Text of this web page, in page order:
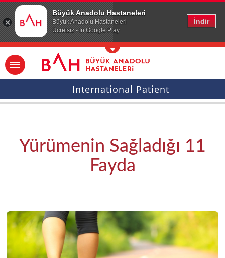
Büyük Anadolu Hastaneleri
Büyük Anadolu Hastaneleri
Ücretsiz - In Google Play
İndir
Ana icerige atla
International Patient
Yürümenin Sağladığı 11
Fayda